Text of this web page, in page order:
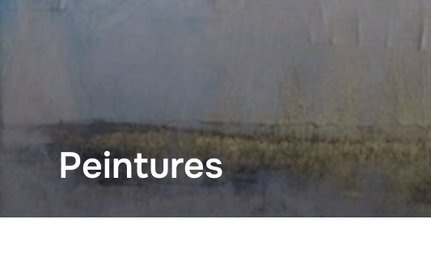
Peintures